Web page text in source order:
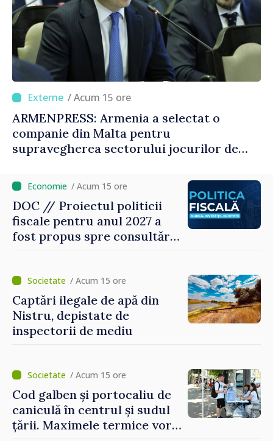
/ Acum 15 ore
ARMENPRESS: Armenia a selectat o
companie din Malta pentru
supravegherea sectorului jocurilor de
/ Acum 15 ore
DOC // Proiectul politicii
fiscale pentru anul 2027 a
fost propus spre consultări
/ Acum 15 ore
Captări ilegale de apă din
Nistru, depistate de
inspectorii de mediu
/ Acum 15 ore
Cod galben și portocaliu de
caniculă în centrul și sudul
țării. Maximele termice vor